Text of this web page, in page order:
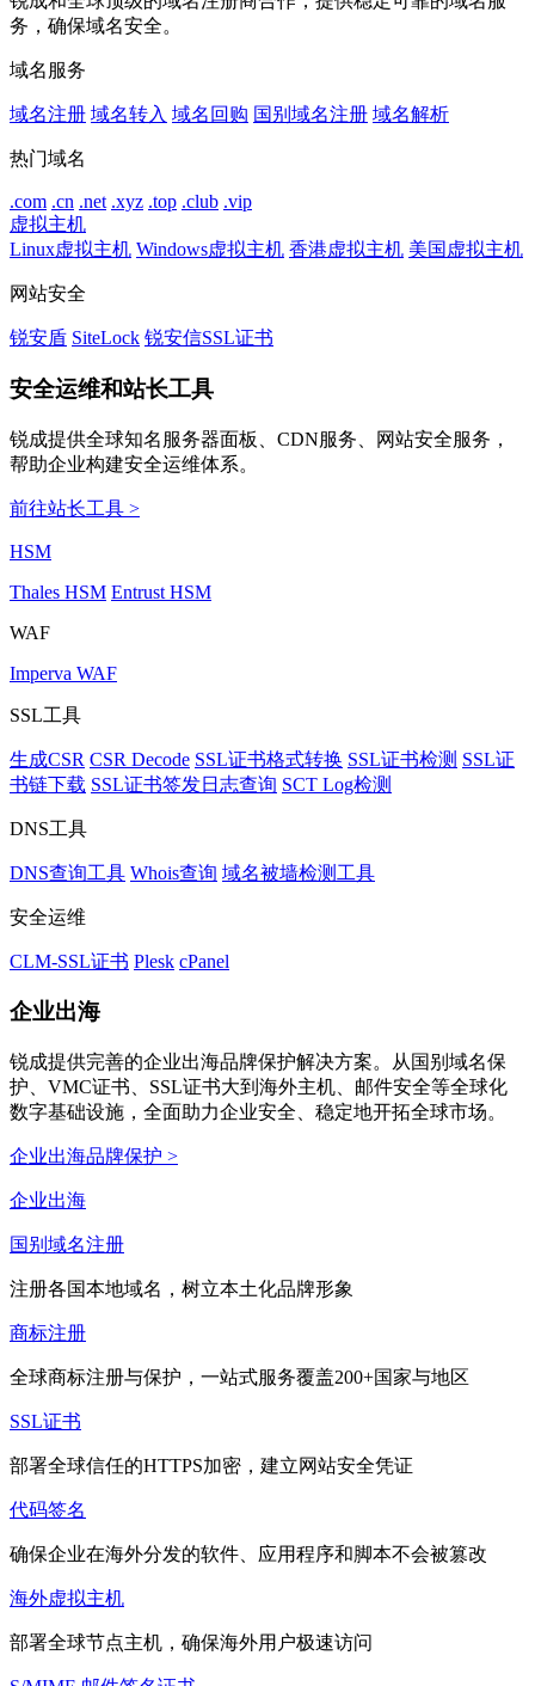
务，确保域名安全。
域名服务
域名注册 域名转入 域名回购 国别域名注册 域名解析
热门域名
.com .cn .net .xyz .top .club .vip
虚拟主机
Linux虚拟主机 Windows虚拟主机 香港虚拟主机 美国虚拟主机
网站安全
锐安盾 SiteLock 锐安信SSL证书
安全运维和站长工具
锐成提供全球知名服务器面板、CDN服务、网站安全服务，
帮助企业构建安全运维体系。
前往站长工具 >
HSM
Thales HSM Entrust HSM
WAF
Imperva WAF
SSL工具
生成CSR CSR Decode SSL证书格式转换 SSL证书检测 SSL证
书链下载 SSL证书签发日志查询 SCT Log检测
DNS工具
DNS查询工具 Whois查询 域名被墙检测工具
安全运维
CLM-SSL证书 Plesk cPanel
企业出海
锐成提供完善的企业出海品牌保护解决方案。从国别域名保
护、VMC证书、SSL证书大到海外主机、邮件安全等全球化
数字基础设施，全面助力企业安全、稳定地开拓全球市场。
企业出海品牌保护 >
企业出海
国别域名注册
注册各国本地域名，树立本土化品牌形象
商标注册
全球商标注册与保护，一站式服务覆盖200+国家与地区
SSL证书
部署全球信任的HTTPS加密，建立网站安全凭证
代码签名
确保企业在海外分发的软件、应用程序和脚本不会被篡改
海外虚拟主机
部署全球节点主机，确保海外用户极速访问